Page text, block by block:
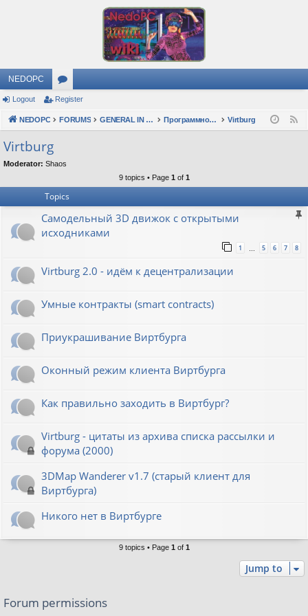
NEDOPC
or
u
s
Logout Register
NEDOPC FORUMS GENERAL IN RUSSIAN Программное обеспечение Virtburg
Virtburg
Moderator: Shaos
9 topics • Page 1 of 1
Topics
Самодельный 3D движок с открытыми
исходниками
1 … 5 6 7 8
Virtburg 2.0 - идём к децентрализации
Умные контракты (smart contracts)
Приукрашивание Виртбурга
Оконный режим клиента Виртбурга
Как правильно заходить в Виртбург?
Virtburg - цитаты из архива списка рассылки и
форума (2000)
3DMap Wanderer v1.7 (старый клиент для
Виртбурга)
Никого нет в Виртбурге
9 topics • Page 1 of 1
Jump to
Forum permissions